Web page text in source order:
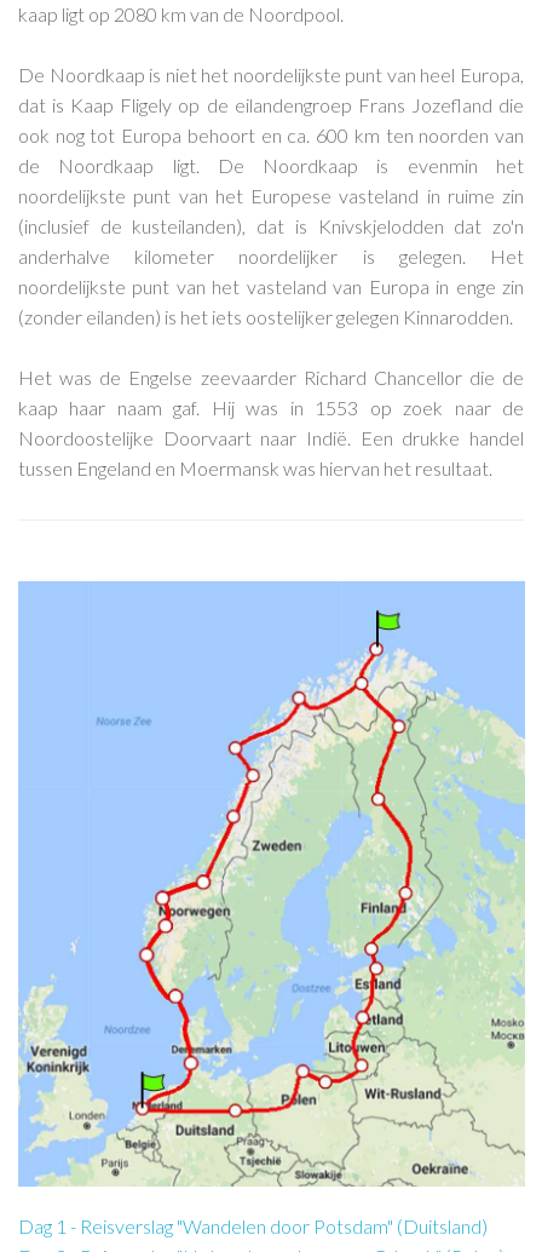
kaap ligt op 2080 km van de Noordpool.
De Noordkaap is niet het noordelijkste punt van heel Europa,
dat is Kaap Fligely op de eilandengroep Frans Jozefland die
ook nog tot Europa behoort en ca. 600 km ten noorden van
de Noordkaap ligt. De Noordkaap is evenmin het
noordelijkste punt van het Europese vasteland in ruime zin
(inclusief de kusteilanden), dat is Knivskjelodden dat zo'n
anderhalve kilometer noordelijker is gelegen. Het
noordelijkste punt van het vasteland van Europa in enge zin
(zonder eilanden) is het iets oostelijker gelegen Kinnarodden.
Het was de Engelse zeevaarder Richard Chancellor die de
kaap haar naam gaf. Hij was in 1553 op zoek naar de
Noordoostelijke Doorvaart naar Indië. Een drukke handel
tussen Engeland en Moermansk was hiervan het resultaat.
Dag 1 - Reisverslag "Wandelen door Potsdam" (Duitsland)